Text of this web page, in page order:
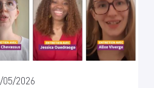
05/2026